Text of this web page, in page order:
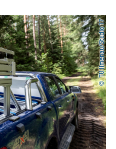
TU Ilmenau/Studio 17